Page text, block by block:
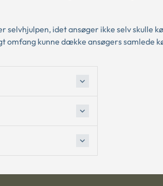
idet ansøger ikke selv skulle
kunne dække ansøgers samlede